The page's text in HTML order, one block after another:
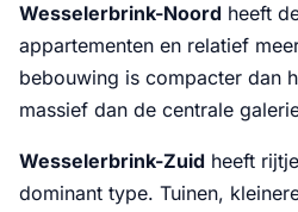
Wesselerbrink-Noord heeft
appartementen en relatief
bebouwing is compacter dan
massief dan de centrale
Wesselerbrink-Zuid heeft
dominant type. Tuinen,